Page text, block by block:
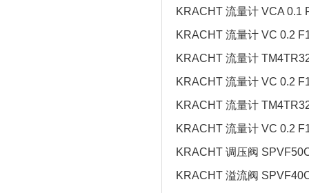
KRACHT 流量计 VCA 0.1
KRACHT 流量计 VC 0.2
KRACHT 流量计
KRACHT 流量计 VC 0.2
KRACHT 流量计
KRACHT 流量计 VC 0.2
KRACHT 调压阀
KRACHT 溢流阀